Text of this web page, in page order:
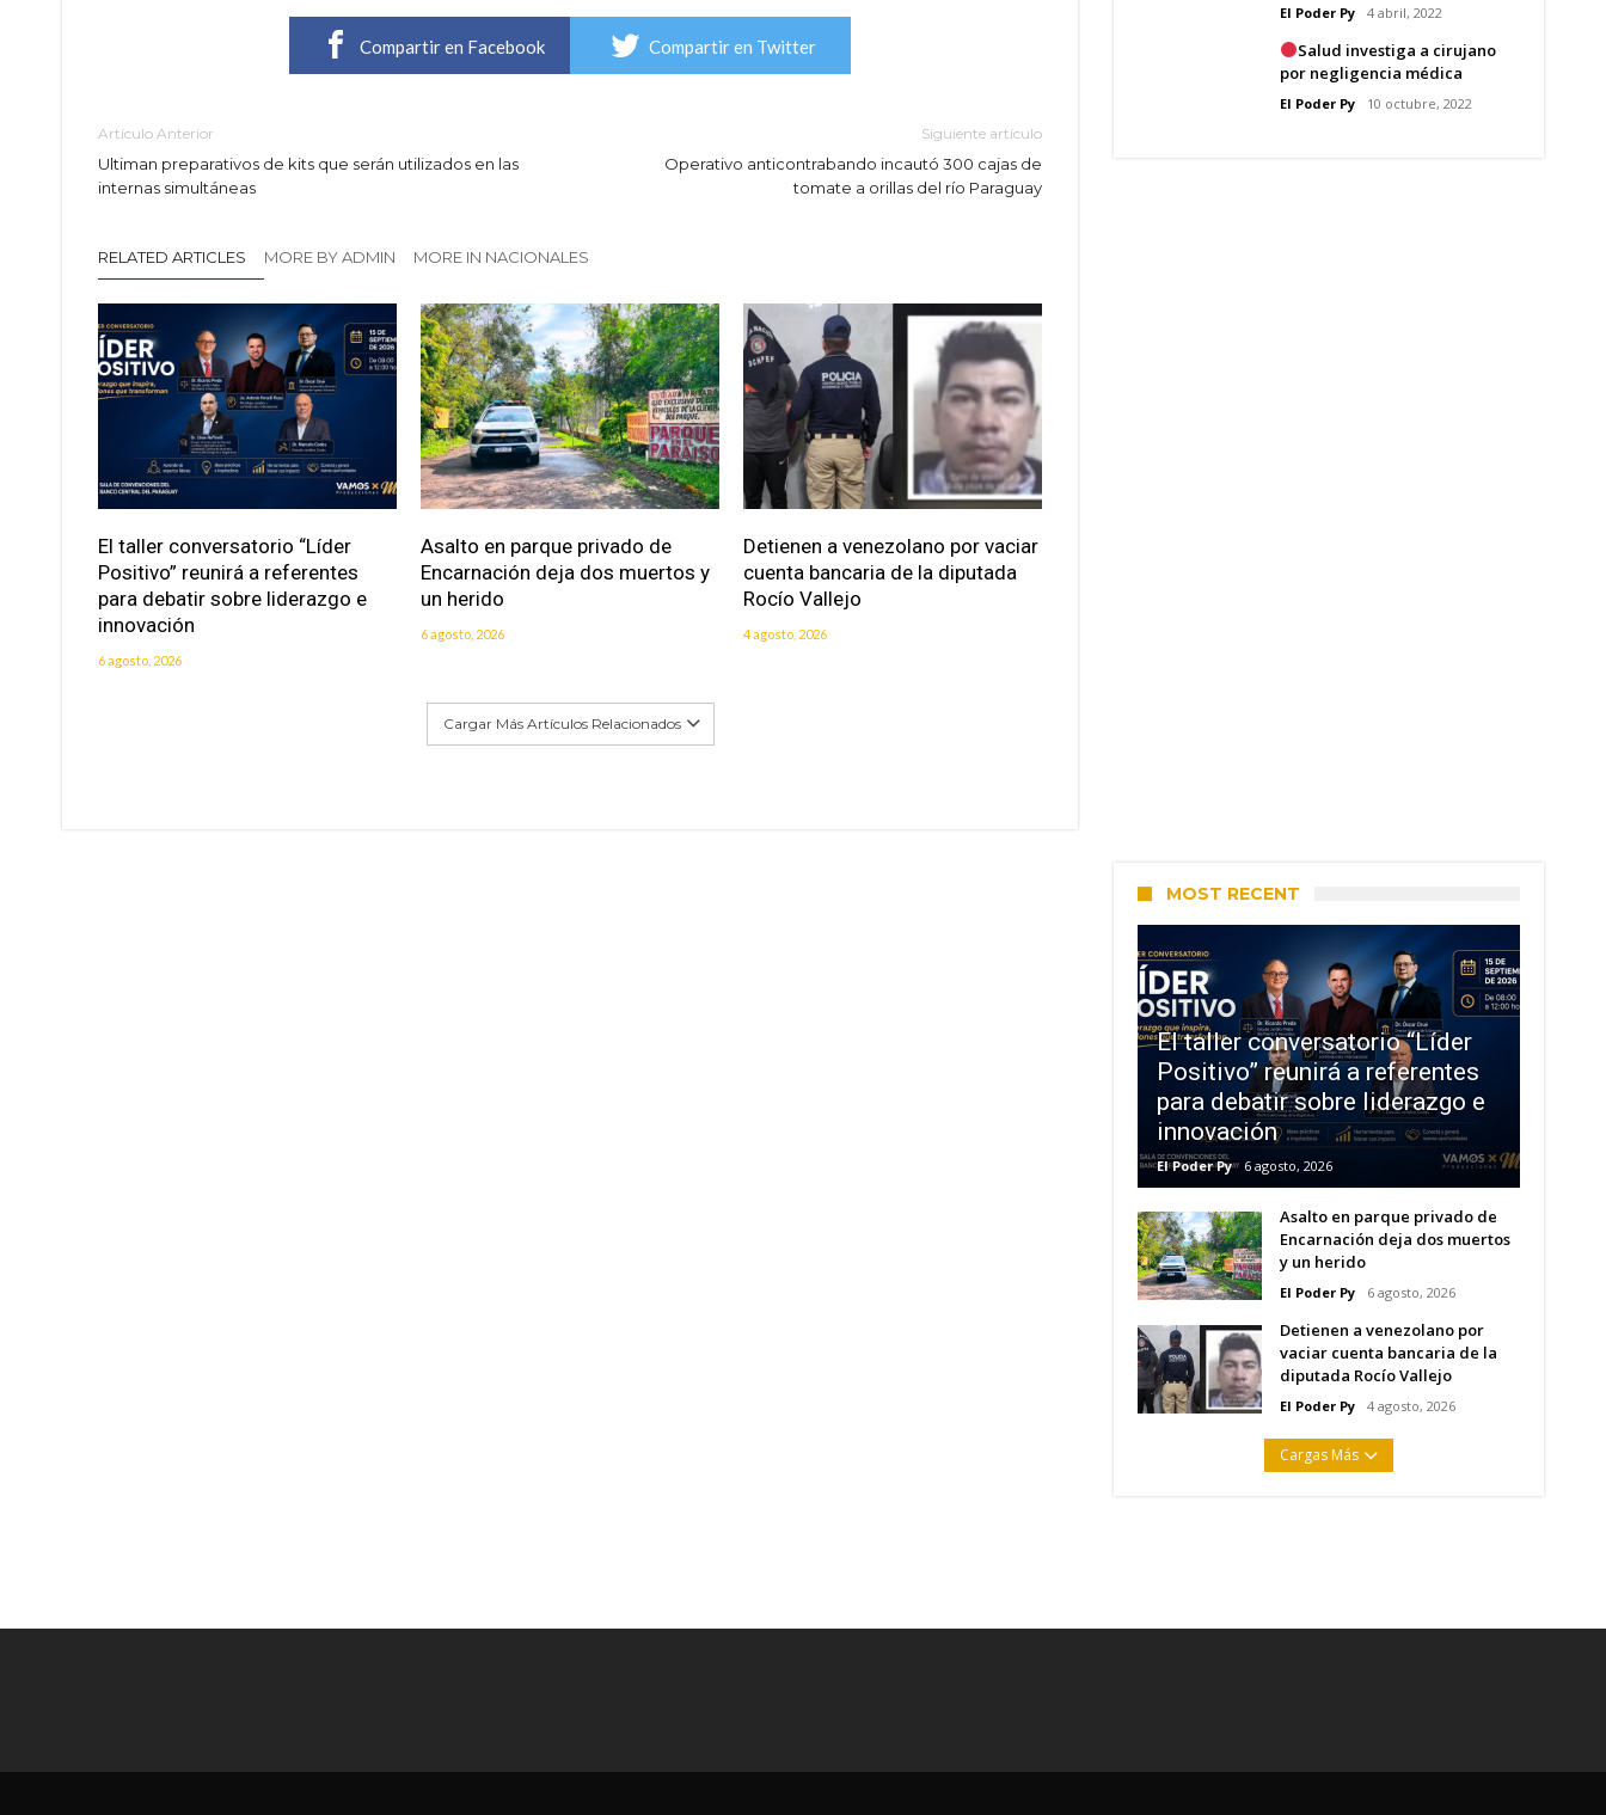
Compartir en Facebook Compartir en Twitter
Artículo Anterior
Ultiman preparativos de kits que serán utilizados en las
internas simultáneas
Siguiente artículo
Operativo anticontrabando incautó 300 cajas de
tomate a orillas del río Paraguay
RELATED ARTICLES MORE BY ADMIN MORE IN NACIONALES
El taller conversatorio “Líder
Positivo” reunirá a referentes
para debatir sobre liderazgo e
innovación
6 agosto, 2026
Asalto en parque privado de
Encarnación deja dos muertos y
un herido
6 agosto, 2026
Detienen a venezolano por vaciar
cuenta bancaria de la diputada
Rocío Vallejo
4 agosto, 2026
Cargar Más Artículos Relacionados
El Poder Py 4 abril, 2022
Salud investiga a cirujano
por negligencia médica
El Poder Py 10 octubre, 2022
MOST RECENT
El taller conversatorio “Líder
Positivo” reunirá a referentes
para debatir sobre liderazgo e
innovación
El Poder Py 6 agosto, 2026
Asalto en parque privado de
Encarnación deja dos muertos
y un herido
El Poder Py 6 agosto, 2026
Detienen a venezolano por
vaciar cuenta bancaria de la
diputada Rocío Vallejo
El Poder Py 4 agosto, 2026
Cargas Más